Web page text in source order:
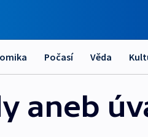
Počasí Věda
aneb